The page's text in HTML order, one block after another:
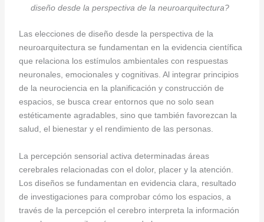
diseño desde la perspectiva de la neuroarquitectura?
Las elecciones de diseño desde la perspectiva de la
neuroarquitectura se fundamentan en la evidencia científica
que relaciona los estímulos ambientales con respuestas
neuronales, emocionales y cognitivas. Al integrar principios
de la neurociencia en la planificación y construcción de
espacios, se busca crear entornos que no solo sean
estéticamente agradables, sino que también favorezcan la
salud, el bienestar y el rendimiento de las personas.
La percepción sensorial activa determinadas áreas
cerebrales relacionadas con el dolor, placer y la atención.
Los diseños se fundamentan en evidencia clara, resultado
de investigaciones para comprobar cómo los espacios, a
través de la percepción el cerebro interpreta la información